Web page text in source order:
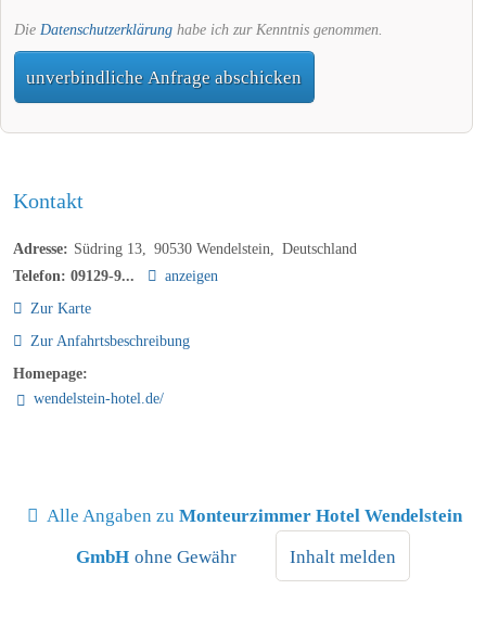
Die Datenschutzerklärung habe ich zur Kenntnis genommen.
unverbindliche Anfrage abschicken
Kontakt
Adresse: Südring 13 90530 Wendelstein
Deutschland
Telefon: 09129-9...
anzeigen
Zur Karte
Zur Anfahrtsbeschreibung
Homepage:
wendelstein-hotel.de/
Alle Angaben zuMonteurzimmer Hotel Wendelstein
GmbH ohne Gewähr Inhalt melden